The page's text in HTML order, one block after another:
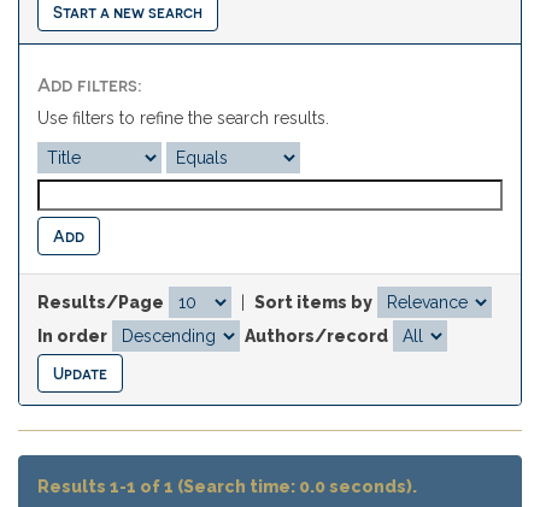
Start a new search
Add filters:
Use filters to refine the search results.
Results/Page
Sort items by
In order
Authors/record
Results 1-1 of 1 (Search time: 0.0 seconds).